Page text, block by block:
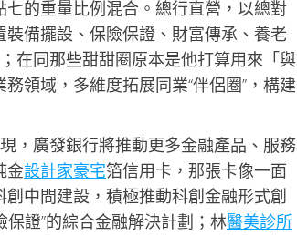
的重量比例混合。總行直營，以總對
備擺設、保險保證、財富傳承、養老
在同那些甜甜圈原本是他打算用來「與
領域，多維度拓展同業“伴侶圈”，構建
現，廣發銀行將推動更多金融產品、服務
金設計家豪宅箔信用卡，那張卡像一面
中間建設，積極推動科創金融形式創
保證”的綜合金融解決計劃；林醫美診所